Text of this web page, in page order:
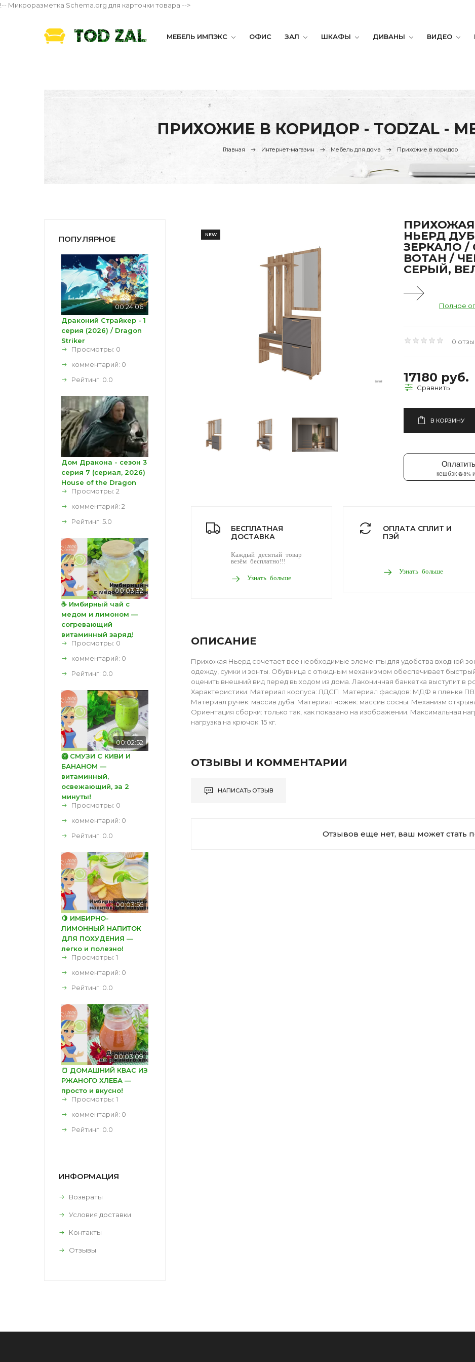
!-- Микроразметка Schema.org для карточки товара -->
МЕБЕЛЬ ИМПЭКС ОФИС ЗАЛ ШКАФЫ ДИВАНЫ ВИДЕО
ПРИХОЖИЕ В КОРИДОР - TODZAL -
Главная Интернет-магазин Мебель для дома Прихожие в коридор
NEW
НЬЕРД
ЗЕРКАЛО /
ВОТАН /
СЕРЫЙ,
Полное
0
17180 руб.
В КОРЗИНУ
БЕСПЛАТНАЯ
ДОСТАВКА
Каждый десятый товар
везём бесплатно!!!
Узнать больше
ОПЛАТА СПЛИТ И
ПЭЙ
Узнать больше
ОПИСАНИЕ
Прихожая Ньерд сочетает все необходимые элементы для удобства входной
одежду, сумки и зонты. Обувница с откидным механизмом обеспечивает
оценить внешний вид перед выходом из дома. Лаконичная банкетка выступит в
Характеристики: Материал корпуса: ЛДСП. Материал фасадов: МДФ в пленке
Материал ручек: массив дуба. Материал ножек: массив сосны. Механизм
Ориентация сборки: только так, как показано на изображении. Максимальная
нагрузка на крючок: 15 кг.
ОТЗЫВЫ И КОММЕНТАРИИ
НАПИСАТЬ ОТЗЫВ
Отзывов еще нет, ваш может стать
ПОПУЛЯРНОЕ
00:24:06
Драконий Страйкер - 1
серия (2026) / Dragon
Striker
Просмотры: 0
комментарий: 0
Рейтинг: 0.0
Дом Дракона - сезон 3
серия 7 (сериал, 2026)
House of the Dragon
Просмотры: 2
комментарий: 2
Рейтинг: 5.0
00:03:32
☕ Имбирный чай с
медом и лимоном —
согревающий
витаминный заряд!
Просмотры: 0
комментарий: 0
Рейтинг: 0.0
00:02:52
🥝 СМУЗИ С КИВИ И
БАНАНОМ —
витаминный,
освежающий, за 2
минуты!
Просмотры: 0
комментарий: 0
Рейтинг: 0.0
00:03:55
🍋 ИМБИРНО-
ЛИМОННЫЙ НАПИТОК
ДЛЯ ПОХУДЕНИЯ —
легко и полезно!
Просмотры: 1
комментарий: 0
Рейтинг: 0.0
00:03:09
🍞 ДОМАШНИЙ КВАС ИЗ
РЖАНОГО ХЛЕБА —
просто и вкусно!
Просмотры: 1
комментарий: 0
Рейтинг: 0.0
ИНФОРМАЦИЯ
Возвраты
Условия доставки
Контакты
Отзывы